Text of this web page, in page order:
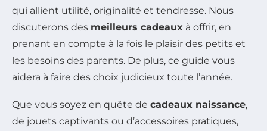
qui allient utilité, originalité et tendresse. Nous
discuterons des meilleurs cadeaux à offrir, en
prenant en compte à la fois le plaisir des petits et
les besoins des parents. De plus, ce guide vous
aidera à faire des choix judicieux toute l’année.
Que vous soyez en quête de cadeaux naissance,
de jouets captivants ou d’accessoires pratiques,